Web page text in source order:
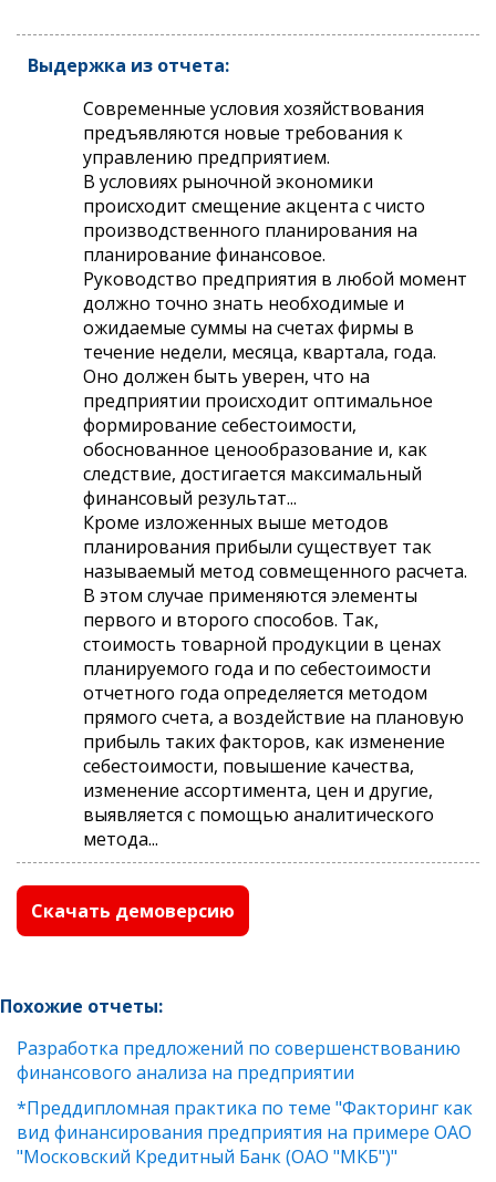
Выдержка из отчета:
Современные условия хозяйствования
предъявляются новые требования к
управлению предприятием.
В условиях рыночной экономики
происходит смещение акцента с чисто
производственного планирования на
планирование финансовое.
Руководство предприятия в любой момент
должно точно знать необходимые и
ожидаемые суммы на счетах фирмы в
течение недели, месяца, квартала, года.
Оно должен быть уверен, что на
предприятии происходит оптимальное
формирование себестоимости,
обоснованное ценообразование и, как
следствие, достигается максимальный
финансовый результат...
Кроме изложенных выше методов
планирования прибыли существует так
называемый метод совмещенного расчета.
В этом случае применяются элементы
первого и второго способов. Так,
стоимость товарной продукции в ценах
планируемого года и по себестоимости
отчетного года определяется методом
прямого счета, а воздействие на плановую
прибыль таких факторов, как изменение
себестоимости, повышение качества,
изменение ассортимента, цен и другие,
выявляется с помощью аналитического
метода...
Скачать демоверсию
Похожие отчеты:
Разработка предложений по совершенствованию
финансового анализа на предприятии
*Преддипломная практика по теме "Факторинг как
вид финансирования предприятия на примере ОАО
"Московский Кредитный Банк (ОАО "МКБ")"